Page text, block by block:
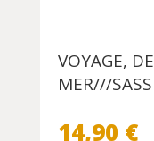
VOYAGE,
MER///
14,90 €